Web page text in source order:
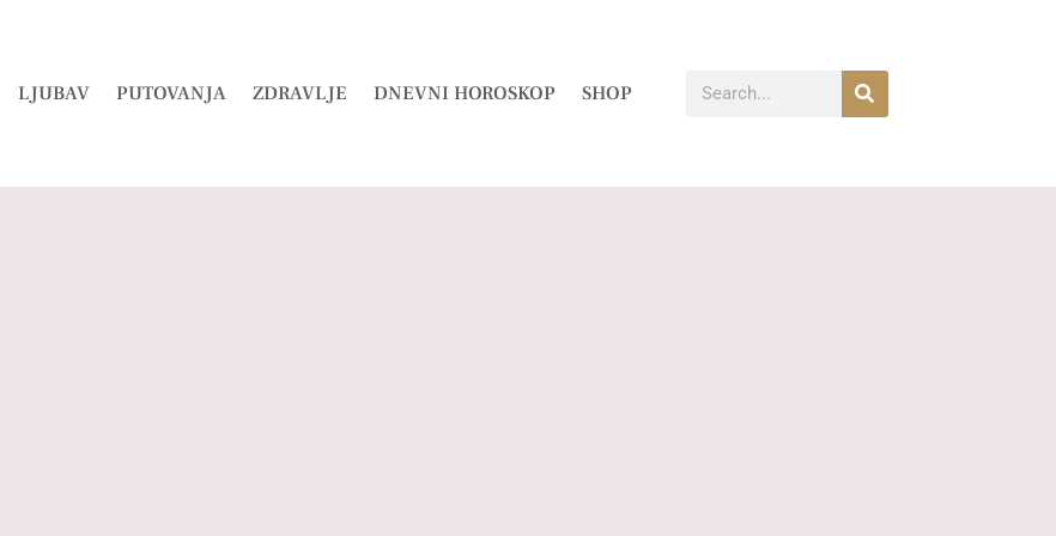
LJUBAV PUTOVANJA ZDRAVLJE DNEVNI HOROSKOP SHOP